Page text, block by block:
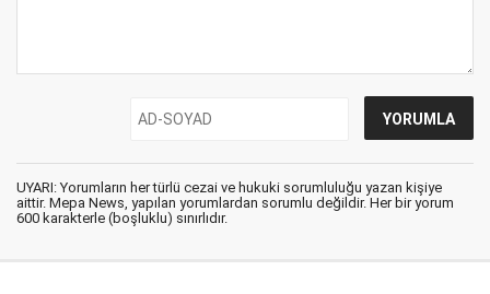
UYARI: Yorumların her türlü cezai ve hukuki sorumluluğu yazan kişiye
aittir. Mepa News, yapılan yorumlardan sorumlu değildir. Her bir yorum
600 karakterle (boşluklu) sınırlıdır.